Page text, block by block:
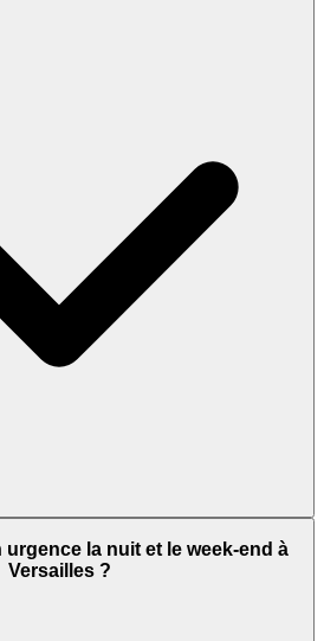
urgence la nuit et le week-end à
Versailles ?